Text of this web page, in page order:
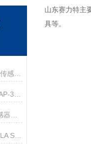
关于MONITRAN MTN/2285STC传感器的产品介绍
关于Tippkemper-Matrix IRS-U-5LA S66传感器的产品介绍
山东赛力特主
具等。